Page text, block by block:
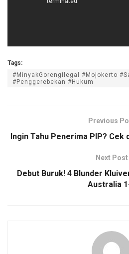
Tags:
#MinyakGorengIlegal #Mojokerto
#Penggerebekan #Hukum
Previous
Ingin Tahu Penerima PIP? Cek
Next Post
Debut Buruk! 4 Blunder
Australia